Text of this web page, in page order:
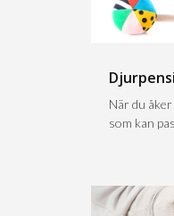
När du
som kan